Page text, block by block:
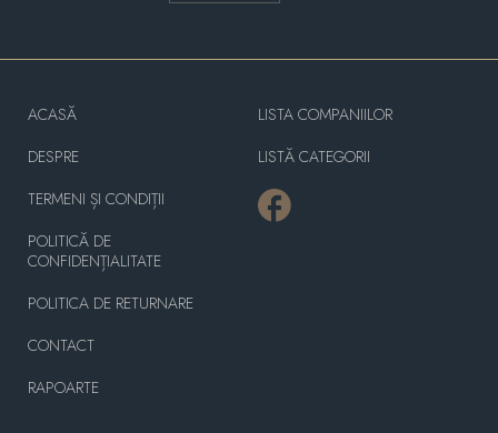
ACASĂ
DESPRE
TERMENI ȘI CONDIȚII
POLITICĂ DE
CONFIDENȚIALITATE
POLITICA DE RETURNARE
CONTACT
RAPOARTE
LISTA COMPANIILOR
LISTĂ CATEGORII